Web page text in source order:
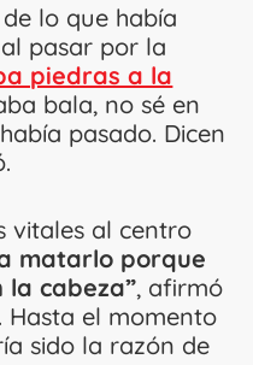
lo que había
pasar por la
piedras a la
bala, no sé en
pasado. Dicen
vitales al centro
matarlo porque
cabeza”, afirmó
Hasta el momento
sido la razón de